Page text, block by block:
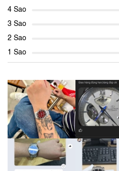
4 Sao
3 Sao
2 Sao
1 Sao